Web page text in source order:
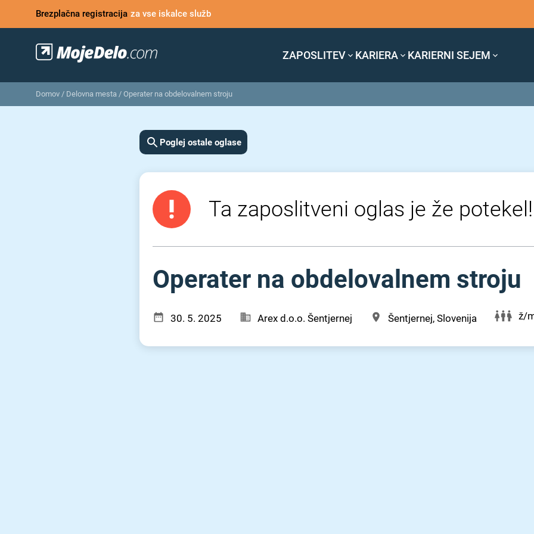
Brezplačna registracija za vse iskalce služb
ZAPOSLITEV KARIERA KARIERNI SEJEM
Domov / Delovna mesta / Operater na obdelovalnem stroju
Poglej ostale oglase
Ta zaposlitveni oglas je že potekel!
Operater na obdelovalnem stroju
30. 5. 2025 Arex d.o.o. Šentjernej Šentjernej, Slovenija ž/